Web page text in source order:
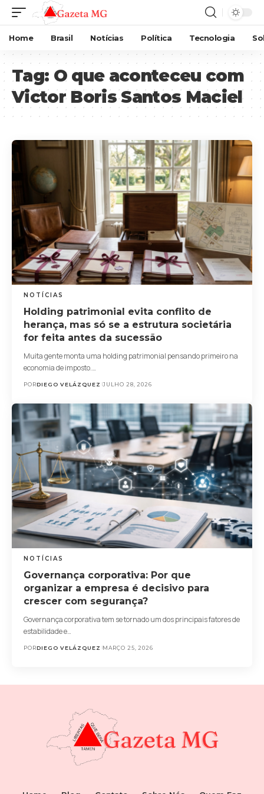
Home Brasil Notícias Política Tecnologia
Tag: O que aconteceu com
Victor Boris Santos Maciel
NOTÍCIAS
Holding patrimonial evita conflito de
herança, mas só se a estrutura societária
for feita antes da sucessão
Muita gente monta uma holding patrimonial pensando primeiro na
economia de imposto.…
PORDIEGO VELÁZQUEZ JULHO 28, 2026
NOTÍCIAS
Governança corporativa: Por que
organizar a empresa é decisivo para
crescer com segurança?
Governança corporativa tem se tornado um dos principais fatores de
estabilidade e…
PORDIEGO VELÁZQUEZ MARÇO 25, 2026